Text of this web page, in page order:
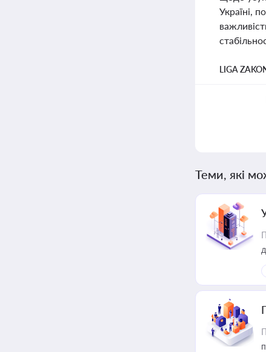
Україні,
LIGA
Теми, які